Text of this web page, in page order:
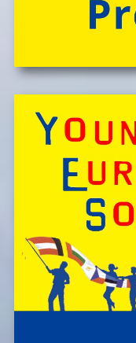
Spontan anfragen,